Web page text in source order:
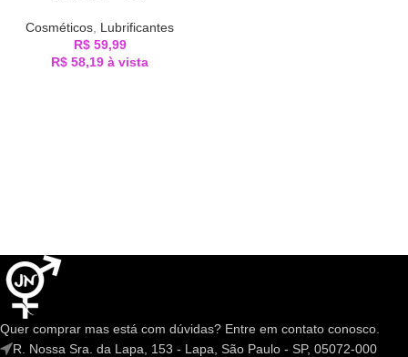
Cosméticos Lubrificantes
R$59,99
R$ 58,19 à vista
Quer comprar mas está com dúvidas? Entre em contato conosco.
R. Nossa Sra. da Lapa, 153 - Lapa, São Paulo - SP, 05072-000